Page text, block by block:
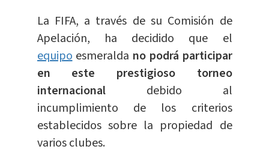
La FIFA, a través de su Comisión de
Apelación, ha decidido que el
equipo esmeralda no podrá participar
en este prestigioso torneo
internacional debido al
incumplimiento de los criterios
establecidos sobre la propiedad de
varios clubes.